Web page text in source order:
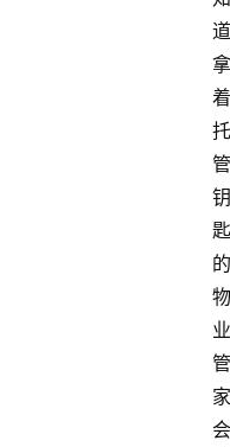
道
拿
着
托
管
钥
匙
的
物
业
管
家
会